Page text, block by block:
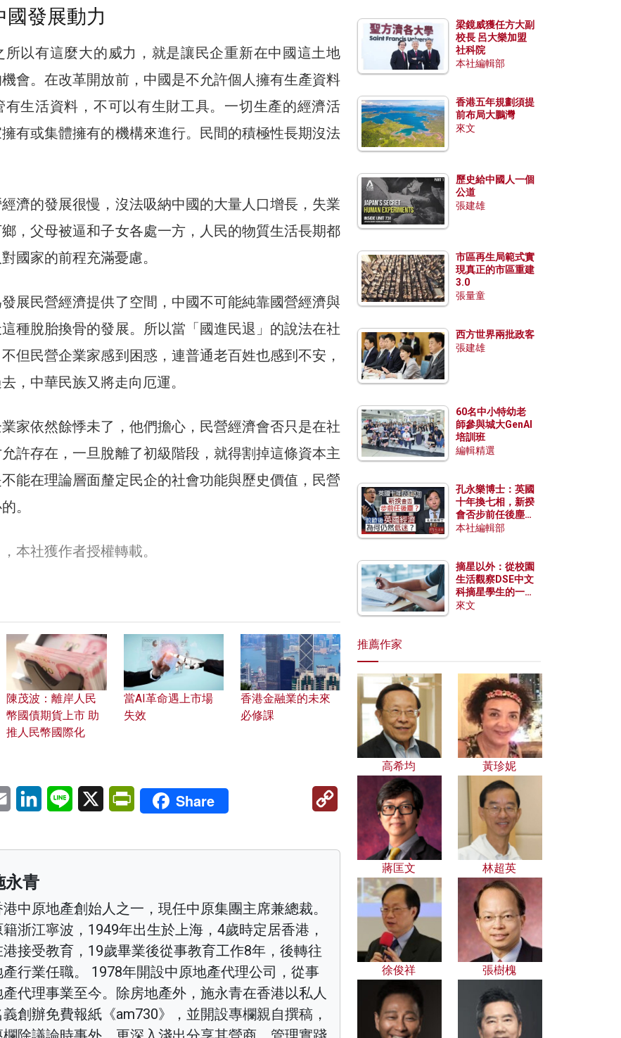
國發展動力
所以有這麼大的威力，就是讓民企重新在中國這土地
機會。在改革開放前，中國是不允許個人擁有生產資料
有生活資料，不可以有生財工具。一切生產的經濟活
有或集體擁有的機構來進行。民間的積極性長期沒法
濟的發展很慢，沒法吸納中國的大量人口增長，失業
，父母被逼和子女各處一方，人民的物質生活長期都
國家的前程充滿憂慮。
展民營經濟提供了空間，中國不可能純靠國營經濟與
種脫胎換骨的發展。所以當「國進民退」的說法在社
但民營企業家感到困惑，連普通老百姓也感到不安，
，中華民族又將走向厄運。
家依然餘悸未了，他們擔心，民營經濟會否只是在社
許存在，一旦脫離了初級階段，就得割掉這條資本主
能在理論層面釐定民企的社會功能與歷史價值，民營
。
本社獲作者授權轉載。
陳茂波：離岸人民
幣國債期貨上市 助
推人民幣國際化
當AI革命遇上市場
失效
香港金融業的未來
必修課
Email LinkedInLine X PrintFriendly
Share
Link
永青
港中原地產創始人之一，現任中原集團主席兼總裁。
籍浙江寧波，1949年出生於上海，4歲時定居香港，
港接受教育，19歲畢業後從事教育工作8年，後轉往
產行業任職。 1978年開設中原地產代理公司，從事
產代理事業至今。除房地產外，施永青在香港以私人
義創辦免費報紙《am730》，並開設專欄親自撰稿，
梁鏡威獲任方大副
校長 呂大樂加盟
社科院
本社編輯部
香港五年規劃須提
前布局大鵬灣
來文
歷史給中國人一個
公道
張建雄
市區再生局範式實
現真正的市區重建
3.0
張量童
西方世界兩批政客
張建雄
60名中小特幼老
師參與城大GenAI
培訓班
編輯精選
孔永樂博士：英國
十年換七相，新揆
會否步前任後塵？
脫歐後英國經濟為
本社編輯部
摘星以外：從校園
生活觀察DSE中文
科摘星學生的一點
特質
來文
推薦作家
高希均 黃珍妮
蔣匡文 林超英
徐俊祥 張樹槐